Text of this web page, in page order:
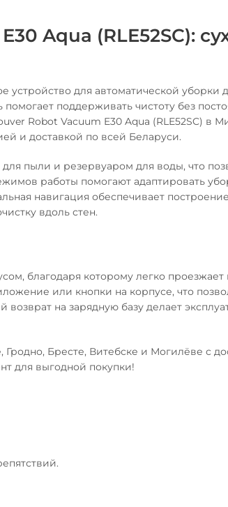
Aqua (RLE52SC):
устройство для автоматической уборки
поддерживать чистоту без
Robot Vacuum E30 Aqua (RLE52SC) в
и доставкой по всей Беларуси.
пыли и резервуаром для воды, что
работы помогают адаптировать
навигация обеспечивает построение
вдоль стен.
благодаря которому легко проезжает
или кнопки на корпусе, что
на зарядную базу делает
Бресте, Витебске и Могилёве с
для выгодной покупки!